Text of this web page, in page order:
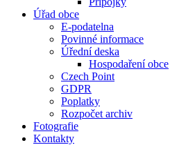
Úřad obce
E-podatelna
Povinné informace
Úřední deska
Hospodaření obce
Czech Point
GDPR
Poplatky
Rozpočet archiv
Fotografie
Kontakty